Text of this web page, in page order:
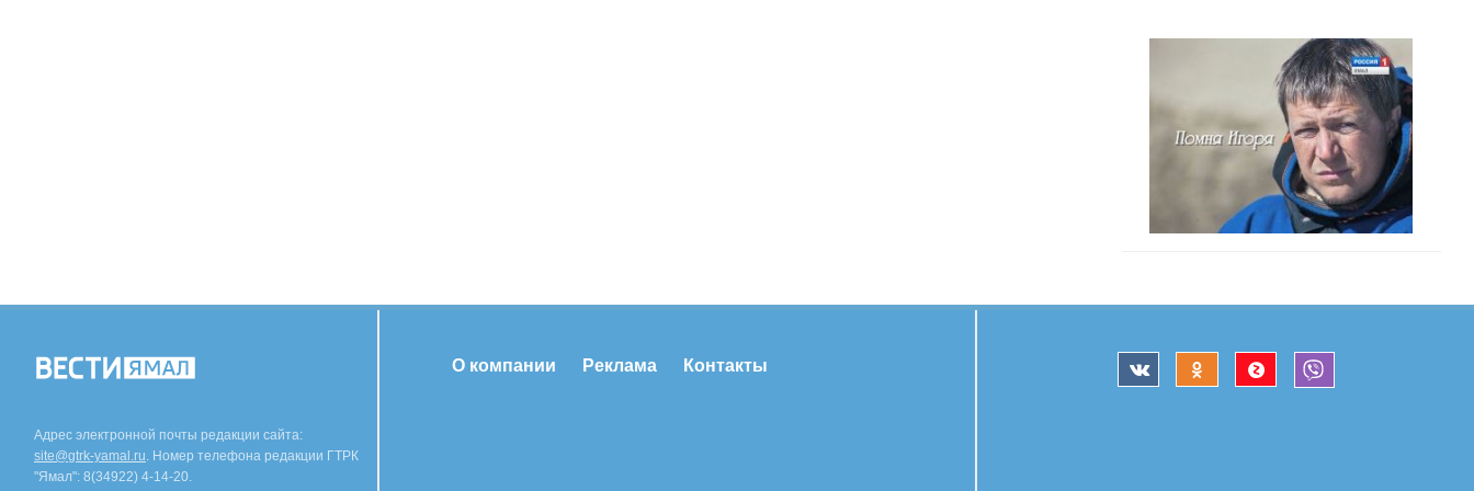
Адрес электронной почты редакции сайта:
site@gtrk-yamal.ru. Номер телефона редакции ГТРК
"Ямал": 8(34922) 4-14-20.
О компании Реклама Контакты